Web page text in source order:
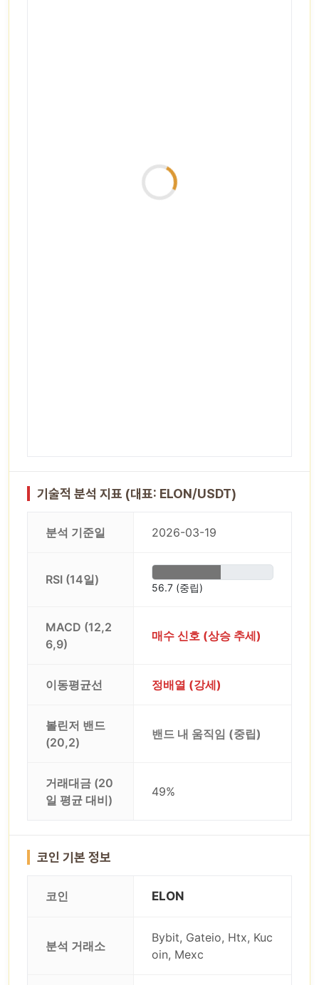
기술적 분석 지표 (대표: ELON/USDT)
분석 기준일 2026-03-19
RSI (14일)
56.7 (중립)
MACD (12,2
6,9)
매수 신호 (상승 추세)
이동평균선 정배열 (강세)
볼린저 밴드
(20,2)
밴드 내 움직임 (중립)
거래대금 (20
일 평균 대비)
49%
코인 기본 정보
코인 ELON
분석 거래소
Bybit, Gateio, Htx, Kuc
oin, Mexc